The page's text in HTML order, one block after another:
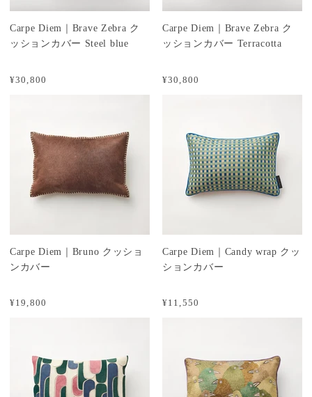
¥30,800
Carpe Diem｜Brave Zebra ク
ッションカバー Steel blue
¥30,800
Carpe Diem｜Brave Zebra ク
ッションカバー Terracotta
¥19,800
Carpe Diem｜Bruno クッショ
ンカバー
¥11,550
Carpe Diem｜Candy wrap クッ
ションカバー